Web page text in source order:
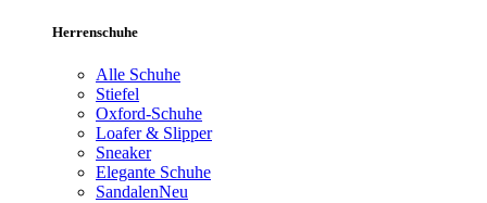
Herrenschuhe
Alle Schuhe
Stiefel
Oxford-Schuhe
Loafer & Slipper
Sneaker
Elegante Schuhe
SandalenNeu